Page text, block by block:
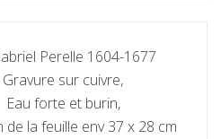
1604-1677
sur cuivre,
forte et burin,
de la feuille env 37 x 28 cm